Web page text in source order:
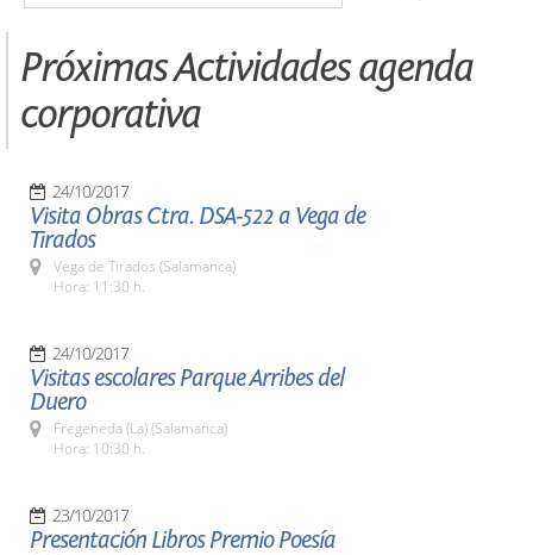
Próximas Actividades agenda
corporativa
24/10/2017
Visita Obras Ctra. DSA-522 a Vega de
Tirados
Vega de Tirados (Salamanca)
Hora: 11:30 h.
24/10/2017
Visitas escolares Parque Arribes del
Duero
Fregeneda (La) (Salamanca)
Hora: 10:30 h.
23/10/2017
Presentación Libros Premio Poesía